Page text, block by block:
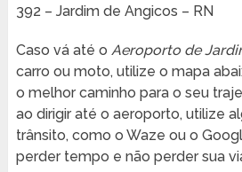
392 – Jardim de Angicos – RN
Caso vá até o Aeroporto de
carro ou moto, utilize o mapa
o melhor caminho para o seu
ao dirigir até o aeroporto, utilize
trânsito, como o Waze ou o
perder tempo e não perder sua